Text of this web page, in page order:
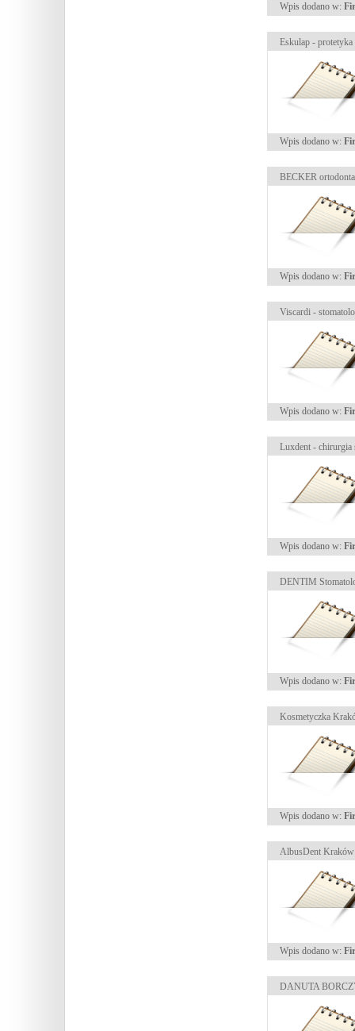
Wpis dodano w:
Eskulap - protetyka
Wpis dodano w:
BECKER
Wpis dodano w:
Viscardi -
Wpis dodano w:
Luxdent - chirurgia
Wpis dodano w:
DENTIM
Wpis dodano w:
Kosmetyczka
Wpis dodano w:
AlbusDent
Wpis dodano w:
DANUTA